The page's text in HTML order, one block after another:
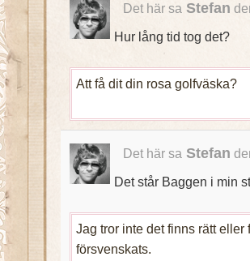
Det här saStefan
Hur lång tid tog det?
Att få dit din rosa golfväska?
Det här saStefan
Det står Baggen i min
Jag tror inte det finns rätt
försvenskats.